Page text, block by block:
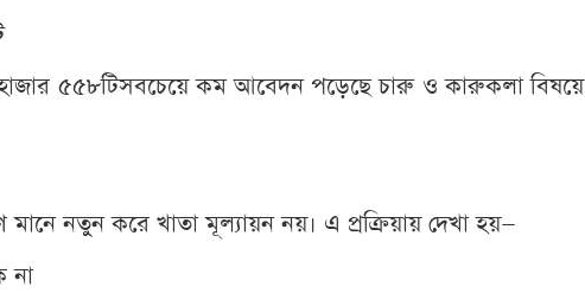
হাজার ৫৫৮টিসবচেয়ে কম আবেদন পড়েছে চারু ও কারুকলা বিষয়ে
মানে নতুন করে খাতা মূল্যায়ন নয়। এ প্রক্রিয়ায় দেখা হয়—
না